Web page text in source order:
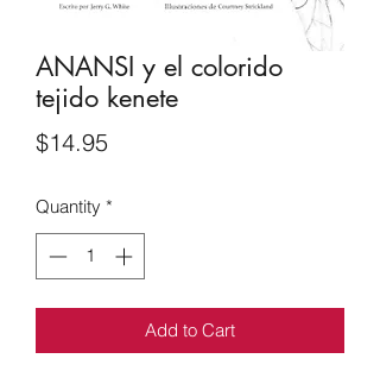
ANANSI y el colorido
tejido kenete
$14.95Price
Quantity *
Add to Cart